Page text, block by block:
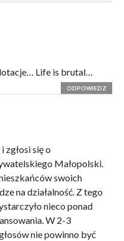
Life is brutal…
ODPOWIEDZ
zgłosi się o
Małopolski.
swoich
na działalność. Z tego
nieco ponad
W 2-3
nie powinno być